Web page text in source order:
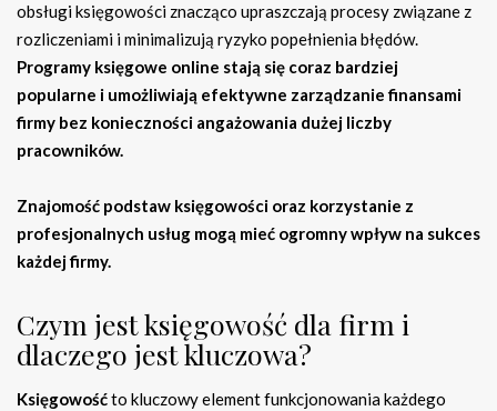
obsługi księgowości znacząco upraszczają procesy związane z
rozliczeniami i minimalizują ryzyko popełnienia błędów.
Programy księgowe online stają się coraz bardziej
popularne i umożliwiają efektywne zarządzanie finansami
firmy bez konieczności angażowania dużej liczby
pracowników.
Znajomość podstaw księgowości oraz korzystanie z
profesjonalnych usług mogą mieć ogromny wpływ na sukces
każdej firmy.
Czym jest księgowość dla firm i
dlaczego jest kluczowa?
Księgowośćto kluczowy element funkcjonowania każdego